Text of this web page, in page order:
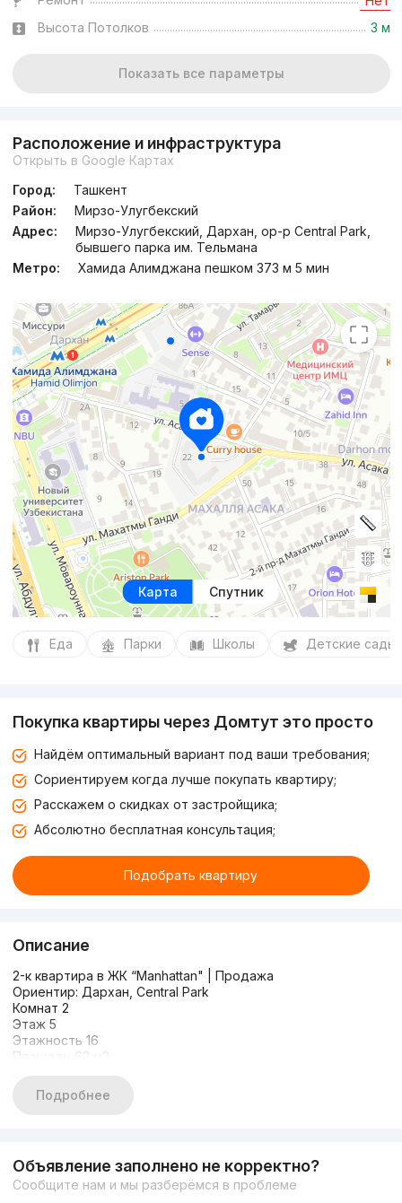
Высота Потолков 3 м
Показать все параметры
Расположение и инфраструктура
Открыть в Google Картах
Город:
Ташкент
Район:
Мирзо-Улугбекский
Адрес:
Мирзо-Улугбекский, Дархан, ор-р Central Park,
бывшего парка им. Тельмана
Метро:
Хамида Алимджана пешком 373 м 5 мин
Карта Спутник
Еда Парки Школы Детские сады
Покупка квартиры через Домтут это просто
Найдём оптимальный вариант под ваши требования;
Сориентируем когда лучше покупать квартиру;
Расскажем о скидках от застройщика;
Абсолютно бесплатная консультация;
Подобрать квартиру
Описание
2-к квартира в ЖК “Manhattan" | Продажа
Ориентир: Дархан, Central Park
Комнат 2
Этаж 5
Этажность 16
Площадь 62 м2
Раздельная планировка
Два балкона, окна во двор
Подробнее
Объявление заполнено не корректно?
Сообщите нам и мы разберёмся в проблеме